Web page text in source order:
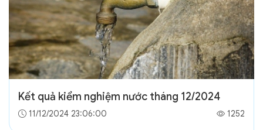
Kết quả kiểm nghiệm nước tháng 12/2024
11/12/2024 23:06:00 1252